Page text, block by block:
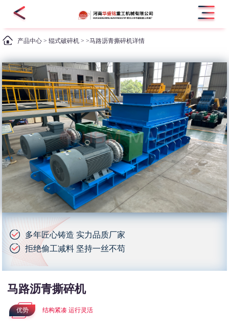
产品中心 >辊式破碎机 > >马路沥青撕碎机详情
多年匠心铸造 实力品质厂家
拒绝偷工减料 坚持一丝不苟
马路沥青撕碎机
优势 结构紧凑 运行灵活